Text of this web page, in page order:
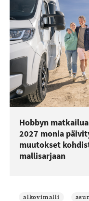
Hobbyn
2027 monia
muutokset
mallisarjaan
alkovimalli